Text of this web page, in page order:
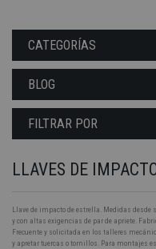
CATEGORÍAS
BLOG
FILTRAR POR
LLAVES DE
Llave de impacto de estrella. Medidas
y con altas exigencias de par de apriete.
Frecuente y solicitada en los talleres
y apretar tuercas o tornillos. Para montajes